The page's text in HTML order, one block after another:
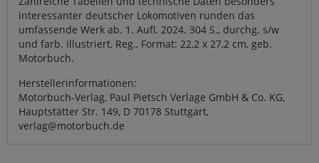
interessanter deutscher Lokomotiven runden das
umfassende Werk ab. 1. Aufl. 2024. 304 S., durchg. s/w
und farb. illustriert, Reg., Format: 22,2 x 27,2 cm, geb.
Motorbuch.
Herstellerinformationen:
Motorbuch-Verlag, Paul Pietsch Verlage GmbH & Co. KG,
Hauptstätter Str. 149, D 70178 Stuttgart,
verlag@motorbuch.de